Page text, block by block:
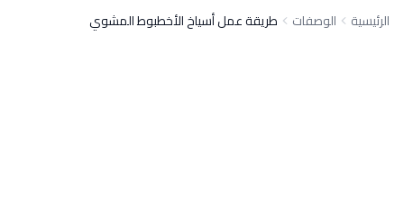
الرئيسية الوصفات طريقة عمل أسياخ الأخطبوط المشوي